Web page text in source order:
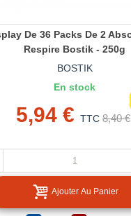
De 36 Packs De 2
Respire Bostik - 250g
BOSTIK
En stock
5,94 € TTC 8,40 €
Ajouter Au Panier